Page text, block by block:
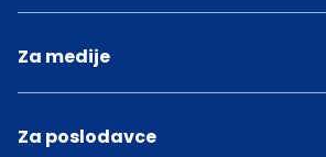
Za medije
Za poslodavce